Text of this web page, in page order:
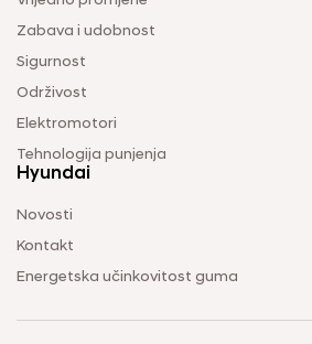
Zabava i udobnost
Sigurnost
Održivost
Elektromotori
Tehnologija punjenja
Hyundai
Novosti
Kontakt
Energetska učinkovitost guma